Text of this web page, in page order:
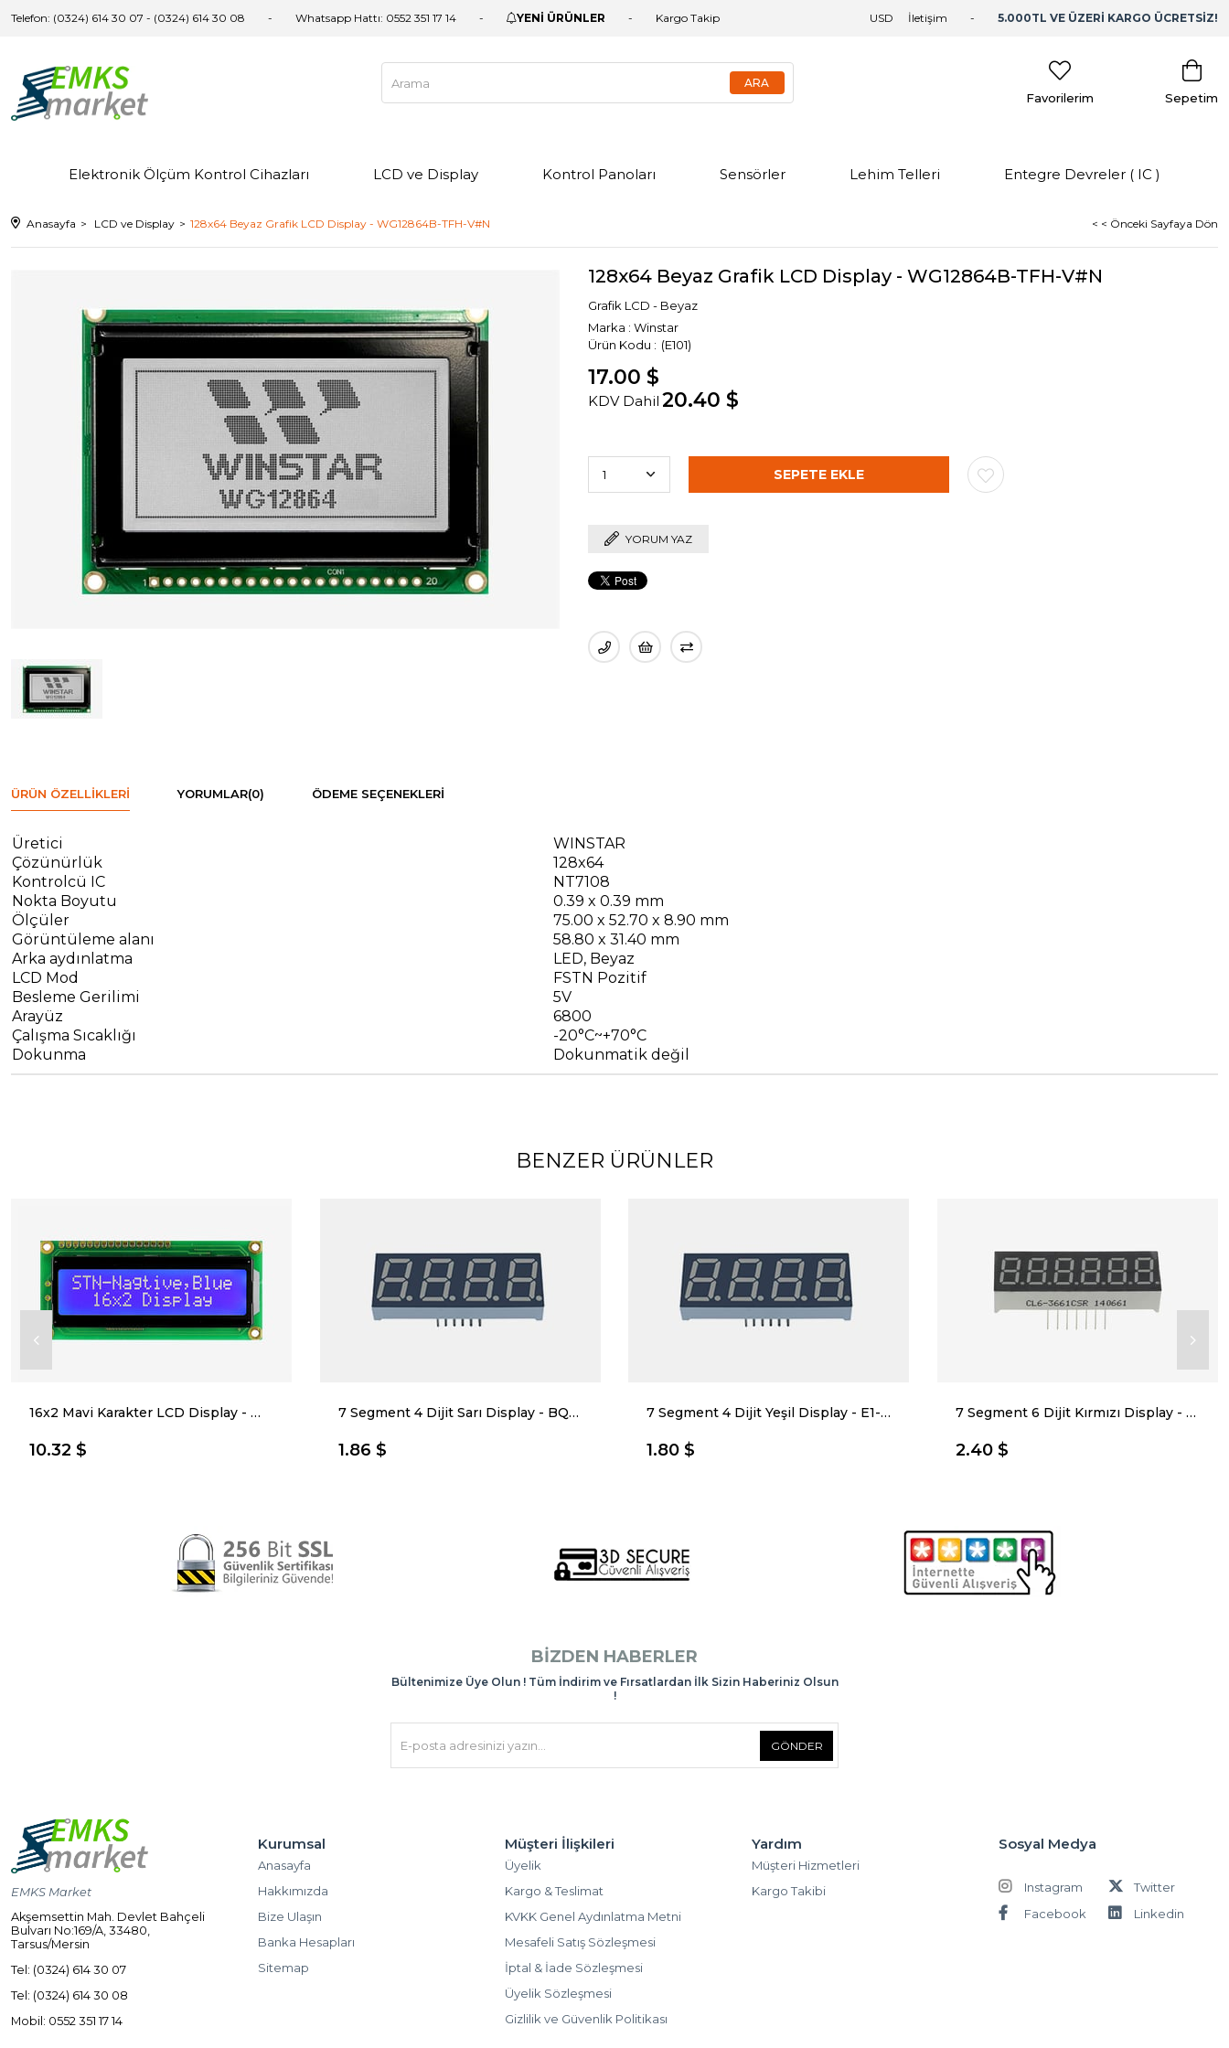
Telefon: (0324) 614 30 07 - (0324) 614 30 08 Whatsapp Hattı: 0552 351 17 14 YENİ ÜRÜNLER Kargo Takip İletişim 5.000TL VE ÜZERİ KARGO ÜCRETSİZ!
USD
Sepetim
Favorilerim
Elektronik Ölçüm Kontrol Cihazları LCD ve Display Kontrol Panoları Sensörler Lehim Telleri Entegre Devreler ( IC )
Anasayfa LCD ve Display 128x64 Beyaz Grafik LCD Display - WG12864B-TFH-V#N < < Önceki Sayfaya Dön
128x64 Beyaz Grafik LCD Display - WG12864B-TFH-V#N
Grafik LCD - Beyaz
Marka : Winstar
(E101)
17.00 $
KDV Dahil 20.40 $
YORUM YAZ
ÜRÜN ÖZELLIKLERI YORUMLAR(0) ÖDEME SEÇENEKLERI
Üretici
WINSTAR
Çözünürlük
128x64
Kontrolcü IC
NT7108
Nokta Boyutu
0.39 x 0.39 mm
Ölçüler
75.00 x 52.70 x 8.90 mm
Görüntüleme alanı
58.80 x 31.40 mm
Arka aydınlatma
LED, Beyaz
LCD Mod
FSTN Pozitif
Besleme Gerilimi
5V
Arayüz
6800
Çalışma Sıcaklığı
-20°C~+70°C
Dokunma
Dokunmatik değil
BENZER ÜRÜNLER
16x2 Mavi Karakter LCD Display - WH1602B-TMI-CT#
10.32 $
7 Segment 4 Dijit Sarı Display - BQ-N423RI Katot Led
1.86 $
7 Segment 4 Dijit Yeşil Display - E1-4056CUG1 Ortak Katot Led
1.80 $
7 Segment 6 Dijit Kırmızı Display - CL6-3661CSR
2.40 $
BIZDEN HABERLER
Bültenimize Üye Olun ! Tüm İndirim ve Fırsatlardan İlk Sizin Haberiniz Olsun
!
GÖNDER
EMKS Market
Akşemsettin Mah. Devlet Bahçeli
Bulvarı No:169/A, 33480,
Tarsus/Mersin
Tel: (0324) 614 30 07
Tel: (0324) 614 30 08
Mobil: 0552 351 17 14
Kurumsal
Anasayfa
Hakkımızda
Bize Ulaşın
Banka Hesapları
Sitemap
Müşteri İlişkileri
Üyelik
Kargo & Teslimat
KVKK Genel Aydınlatma Metni
Mesafeli Satış Sözleşmesi
İptal & İade Sözleşmesi
Üyelik Sözleşmesi
Gizlilik ve Güvenlik Politikası
Yardım
Müşteri Hizmetleri
Kargo Takibi
Sosyal Medya
Instagram
Twitter
Facebook
Linkedin